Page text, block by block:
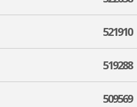
521910
519288
509569